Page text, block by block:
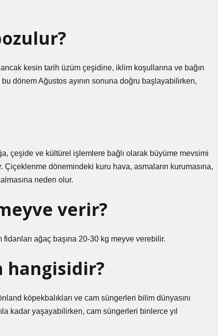
kesin tarih üzüm çeşidine, iklim koşullarına ve bağın
dönem Ağustos ayının sonuna doğru başlayabilirken,
çeşide ve kültürel işlemlere bağlı olarak büyüme mevsimi
dönemindeki kuru hava, asmaların kurumasına,
neden olur.
verir?
ağaç başına 20-30 kg meyve verebilir.
hangisidir?
köpekbalıkları ve cam süngerleri bilim dünyasını
kadar yaşayabilirken, cam süngerleri binlerce yıl